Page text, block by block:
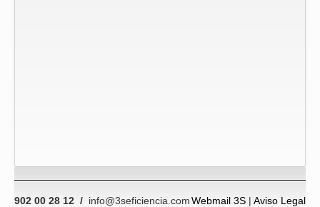
902 00 28 12 / info@3seficiencia.comWebmail 3S | Aviso Legal